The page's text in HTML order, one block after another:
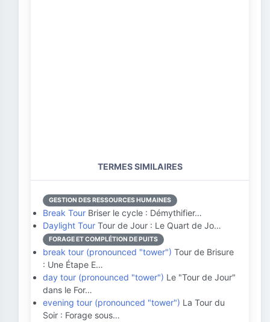
TERMES SIMILAIRES
GESTION DES RESSOURCES HUMAINES
Break Tour Briser le cycle : Démythifier…
Daylight Tour Tour de Jour : Le Quart de Jo…
FORAGE ET COMPLÉTION DE PUITS
break tour (pronounced "tower") Tour de Brisure
: Une Étape E…
day tour (pronounced "tower") Le "Tour de Jour"
dans le For…
evening tour (pronounced "tower") La Tour du
Soir : Forage sous…